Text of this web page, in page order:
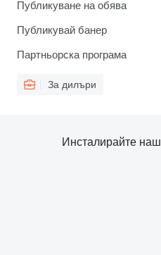
Публикуване на обява
Публикувай банер
Партньорска програма
За дилъри
Инсталирайте